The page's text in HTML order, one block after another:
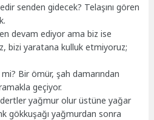
senden gidecek? Telaşını gören
devam ediyor ama biz ise
bizi yaratana kulluk etmiyoruz;
Bir ömür, şah damarından
geçiyor.
yağmur olur üstüne yağar
gökkuşağı yağmurdan sonra